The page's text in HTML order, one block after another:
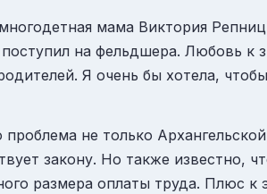
мама Виктория
на фельдшера. Любовь к
Я очень бы хотела,
не только
закону. Но также известно,
размера оплаты труда. Плюс к